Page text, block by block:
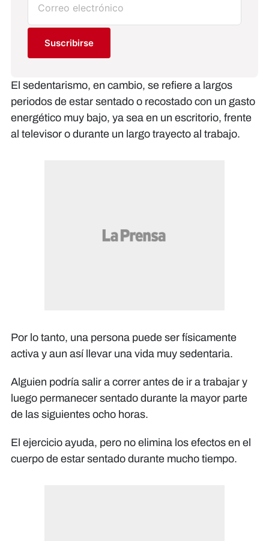
Suscribirse
El sedentarismo, en cambio, se refiere a largos
periodos de estar sentado o recostado con un gasto
energético muy bajo, ya sea en un escritorio, frente
al televisor o durante un largo trayecto al trabajo.
Por lo tanto, una persona puede ser físicamente
activa y aun así llevar una vida muy sedentaria.
Alguien podría salir a correr antes de ir a trabajar y
luego permanecer sentado durante la mayor parte
de las siguientes ocho horas.
El ejercicio ayuda, pero no elimina los efectos en el
cuerpo de estar sentado durante mucho tiempo.